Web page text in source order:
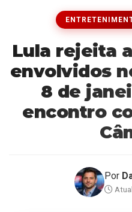
Lula rejeita
envolvidos
8 de
encontro
Por